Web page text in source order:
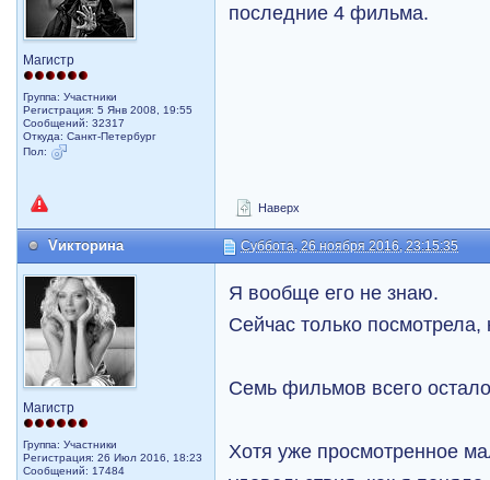
Магистр
Группа: Участники
Регистрация: 5 Янв 2008, 19:55
Сообщений: 32317
Откуда: Санкт-Петербург
Пол:
последние 4 фильма.
Наверх
Vикторина Суббота, 26 ноября 2016, 23:15:35
Магистр
Группа: Участники
Регистрация: 26 Июл 2016, 18:23
Сообщений: 17484
Я вообще его не знаю.
Сейчас только посмотрела,
Семь фильмов всего
Хотя уже просмотренное